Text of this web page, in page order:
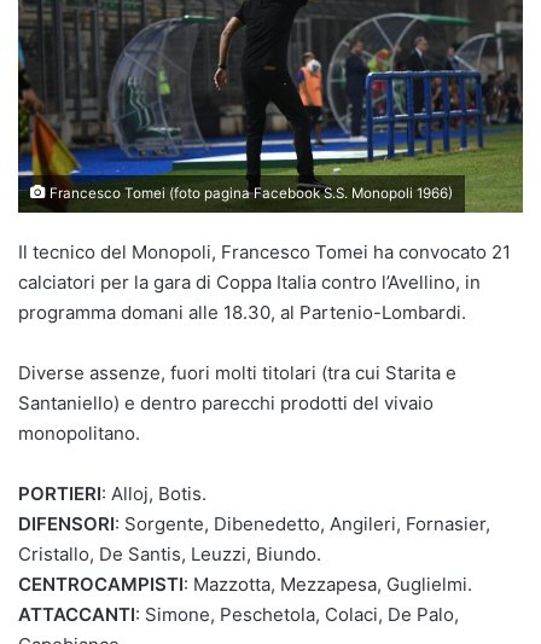
Francesco Tomei (foto pagina Facebook S.S. Monopoli 1966)
Il tecnico del Monopoli, Francesco Tomei ha convocato 21
calciatori per la gara di Coppa Italia contro l’Avellino, in
programma domani alle 18.30, al Partenio-Lombardi.
Diverse assenze, fuori molti titolari (tra cui Starita e
Santaniello) e dentro parecchi prodotti del vivaio
monopolitano.
PORTIERI: Alloj, Botis.
DIFENSORI: Sorgente, Dibenedetto, Angileri, Fornasier,
Cristallo, De Santis, Leuzzi, Biundo.
CENTROCAMPISTI: Mazzotta, Mezzapesa, Guglielmi.
ATTACCANTI: Simone, Peschetola, Colaci, De Palo,